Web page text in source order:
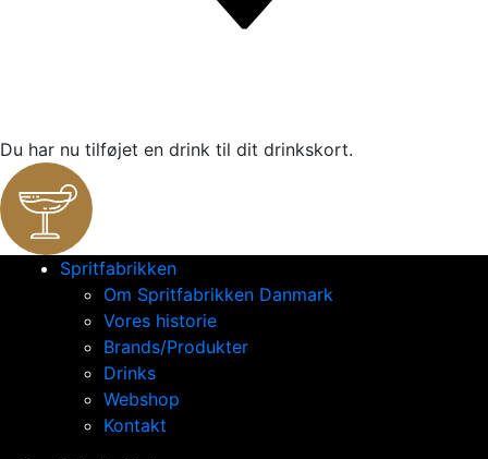
Du har nu tilføjet en drink til dit drinkskort.
Spritfabrikken
Om Spritfabrikken Danmark
Vores historie
Brands/Produkter
Drinks
Webshop
Kontakt